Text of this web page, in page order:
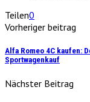
Teilen0
Vorheriger beitrag
Alfa Romeo 4C kaufen:
Sportwagenkauf
Nächster Beitrag